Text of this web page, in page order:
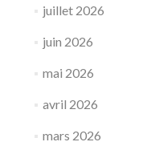
juillet 2026
juin 2026
mai 2026
avril 2026
mars 2026